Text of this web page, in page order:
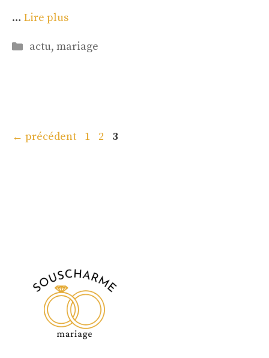
… Lire plus
Catégories
actu, mariage
← précédent Page
1 Page
2 Page
3